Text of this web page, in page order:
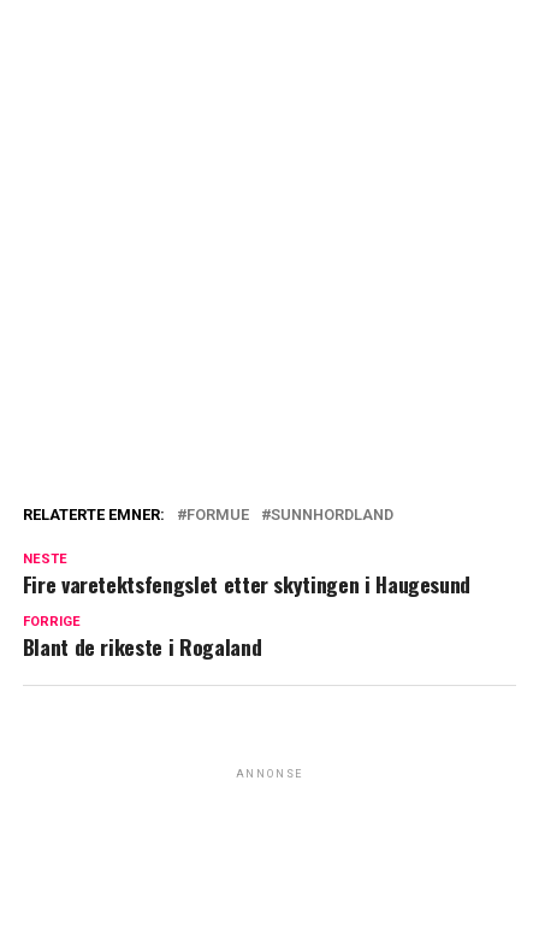
RELATERTE EMNER: FORMUE SUNNHORDLAND
NESTE
Fire varetektsfengslet etter skytingen i Haugesund
FORRIGE
Blant de rikeste i Rogaland
ANNONSE